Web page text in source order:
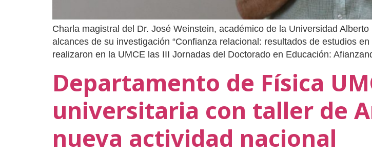
Charla magistral del Dr. José Weinstein, académico de la Universidad
alcances de su investigación “Confianza relacional: resultados de estudios
realizaron en la UMCE las III Jornadas del Doctorado en Educación:
Departamento de Física
universitaria con taller de
nueva actividad nacional